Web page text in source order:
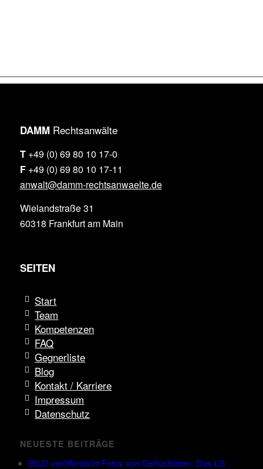
DAMMRechtsanwälte
T+49 (0) 69 80 10 17-0
F+49 (0) 69 80 10 17-11
anwalt@damm-rechtsanwaelte.de
Wielandstraße 31
60318 Frankfurt am Main
SEITEN
Start
Team
Kompetenzen
FAQ
Gegnerliste
Blog
Kontakt / Karriere
Impressum
Datenschutz
NEUESTE BEITRÄGE
BILD veröffentlicht Fotos von Geflüchteten. Das LG